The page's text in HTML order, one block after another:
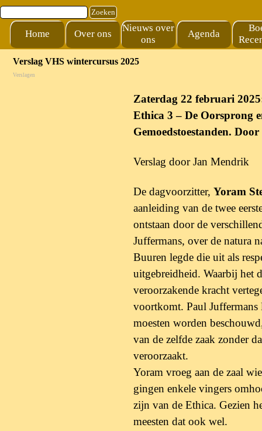
Ga naar de inhoud
Zoeken
Home Over ons
Nieuws over
ons
Agenda
Verslag VHS wintercursus 2025
Verslagen
Zaterdag 22 februari
Ethica 3 – De Oorsprong
Gemoedstoestanden.
Verslag door Jan Mendrik
De dagvoorzitter, Yoram
aanleiding van de twee
ontstaan door de
Juffermans, over de natura
Buuren legde die uit als
uitgebreidheid. Waarbij het
veroorzakende kracht
voortkomt. Paul Juffermans
moesten worden
van de zelfde zaak zonder
veroorzaakt.
Yoram vroeg aan de zaal
gingen enkele vingers
zijn van de Ethica. Gezien
meesten dat ook wel.